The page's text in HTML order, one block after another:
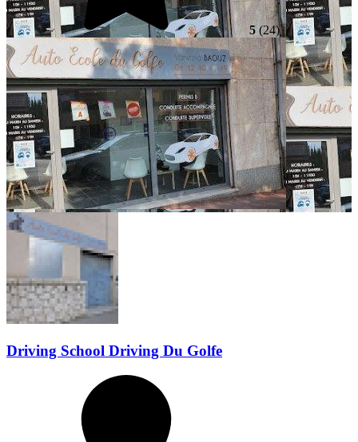
5(24)
Driving School Driving Du Golfe